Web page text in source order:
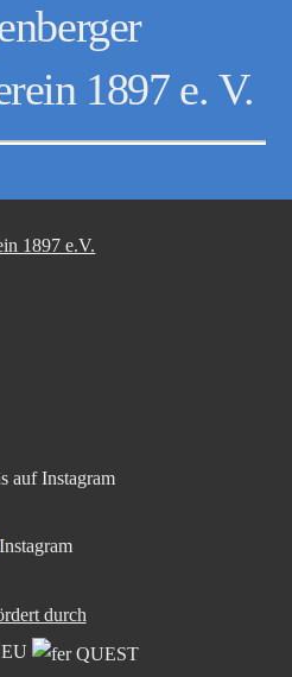
1897 e. V.
1897 e.V.
auf Instagram
durch